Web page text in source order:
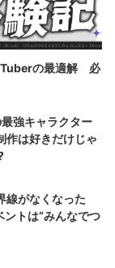
の最適解 必
強キャラクター
は好きだけじゃ
線がなくなった
トは“みんなでつ